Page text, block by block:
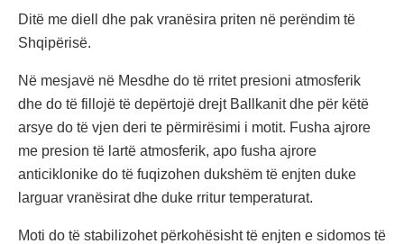
Ditë me diell dhe pak vranësira priten në perëndim të
Shqipërisë.
Në mesjavë në Mesdhe do të rritet presioni atmosferik
dhe do të fillojë të depërtojë drejt Ballkanit dhe për këtë
arsye do të vjen deri te përmirësimi i motit. Fusha ajrore
me presion të lartë atmosferik, apo fusha ajrore
anticiklonike do të fuqizohen dukshëm të enjten duke
larguar vranësirat dhe duke rritur temperaturat.
Moti do të stabilizohet përkohësisht të enjten e sidomos të